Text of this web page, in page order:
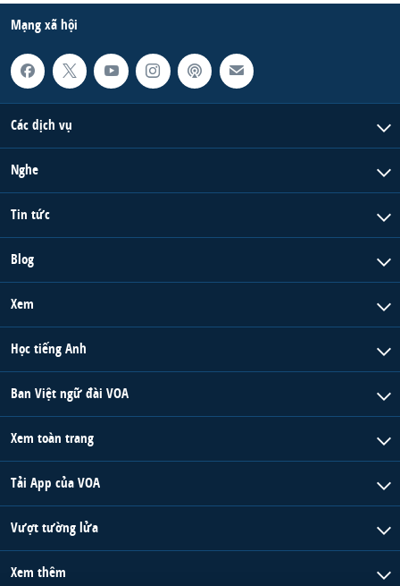
Mạng xã hội
Các dịch vụ
Nghe
Tin tức
Blog
Xem
Học tiếng Anh
Ban Việt ngữ đài VOA
Xem toàn trang
Tải App của VOA
Vượt tường lửa
Xem thêm